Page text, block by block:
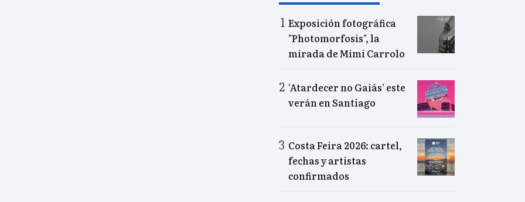
Exposición fotográfica
"Photomorfosis", la
mirada de Mimi Carrolo
‘Atardecer no Gaiás’ este
verán en Santiago
Costa Feira 2026: cartel,
fechas y artistas
confirmados